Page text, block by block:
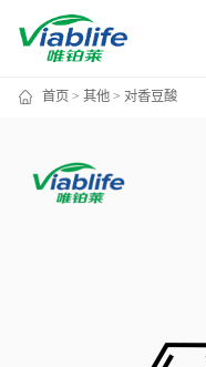
公司介绍
首页 > 其他> 对香豆酸